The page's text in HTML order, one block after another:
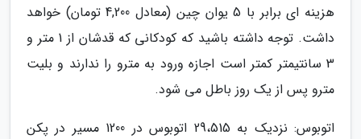
هزینه ای برابر با 5 یوان چین (معادل 4,200 تومان) خواهد
داشت. توجه داشته باشید که کودکانی که قدشان از 1 متر و
3 سانتیمتر کمتر است اجازه ورود به مترو را ندارند و بلیت
مترو پس از یک روز باطل می شود.
اتوبوس: نزدیک به 29،515 اتوبوس در 1200 مسیر در پکن